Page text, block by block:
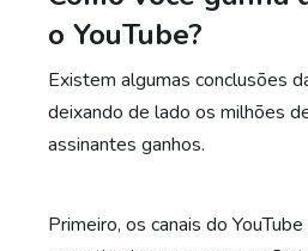
o YouTube?
Existem algumas conclusões
deixando de lado os milhões
assinantes ganhos.
Primeiro, os canais do